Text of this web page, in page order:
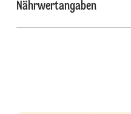
Nährwertangaben